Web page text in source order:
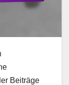
Beiträge